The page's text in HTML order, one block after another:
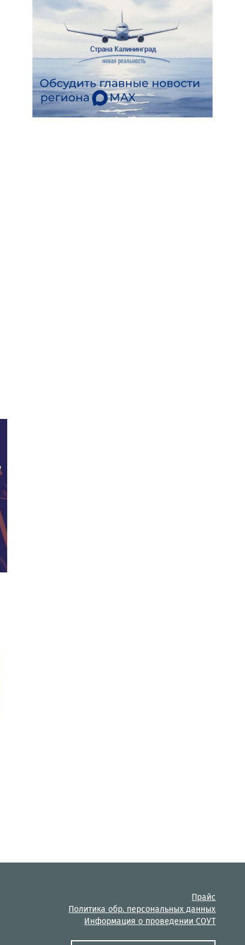
Прайс
Политика обр. персональных данных
Информация о проведении СОУТ